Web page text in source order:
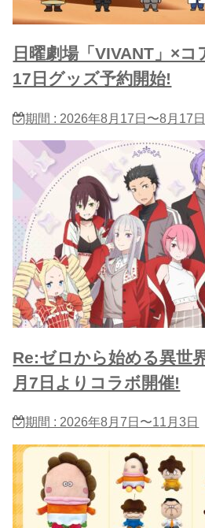
日曜劇場「VIVANT」×コ
17日グッズ予約開始!
期間 : 2026年8月17日〜8月17日
Re:ゼロから始める異世
月7日よりコラボ開催!
期間 : 2026年8月7日〜11月3日